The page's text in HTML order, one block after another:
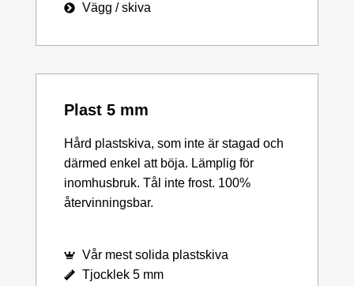
Vägg / skiva
Plast 5 mm
Hård plastskiva, som inte är stagad och
därmed enkel att böja. Lämplig för
inomhusbruk. Tål inte frost. 100%
återvinningsbar.
Vår mest solida plastskiva
Tjocklek 5 mm